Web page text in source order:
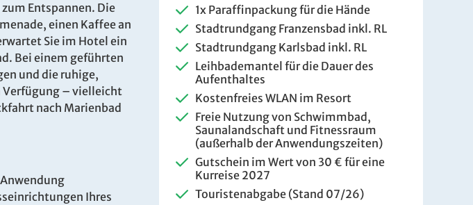
mit Bad
DU/WC
1 Person
659 € ZUR BUCHUNG
zur
mit Bad
DU/WC
689 € ZUR BUCHUNG
Entspannen. Die
einen Kaffee an
Sie im Hotel ein
Bei einem geführten
und die ruhige,
Verfügung – vielleicht
nach Marienbad
Ihres
1x Paraffinpackung für die Hände
Stadtrundgang Franzensbad inkl. RL
Stadtrundgang Karlsbad inkl. RL
Leihbademantel für die Dauer des
Aufenthaltes
Kostenfreies WLAN im Resort
Freie Nutzung von Schwimmbad,
Saunalandschaft und Fitnessraum
(außerhalb der Anwendungszeiten)
Gutschein im Wert von 30 € für eine
Kurreise 2027
Touristenabgabe (Stand 07/26)